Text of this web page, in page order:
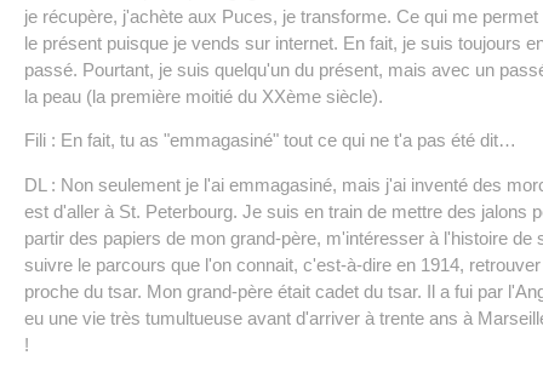
je récupère, j'achète aux Puces, je transforme. Ce qui me
le présent puisque je vends sur internet. En fait, je suis toujours
passé. Pourtant, je suis quelqu'un du présent, mais avec un
la peau (la première moitié du XXème siècle).
Fili : En fait, tu as "emmagasiné" tout ce qui ne t'a pas été dit…
DL : Non seulement je l'ai emmagasiné, mais j'ai inventé des
est d'aller à St. Peterbourg. Je suis en train de mettre des jalons
partir des papiers de mon grand-père, m'intéresser à l'histoire
suivre le parcours que l'on connait, c'est-à-dire en 1914,
proche du tsar. Mon grand-père était cadet du tsar. Il a fui par
eu une vie très tumultueuse avant d'arriver à trente ans à
!